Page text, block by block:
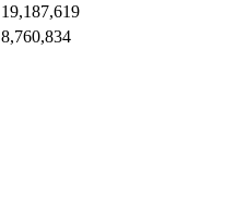
19,187,619
8,760,834